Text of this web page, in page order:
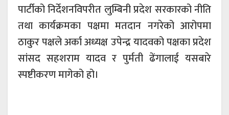
पार्टीको निर्देशनविपरीत लुम्बिनी प्रदेश सरकारको नीति
तथा कार्यक्रमका पक्षमा मतदान नगरेको आरोपमा
ठाकुर पक्षले अर्का अध्यक्ष उपेन्द्र यादवको पक्षका प्रदेश
सांसद सहशराम यादव र पुर्मती ढेंगालाई यसबारे
स्पष्टीकरण मागेको हो।